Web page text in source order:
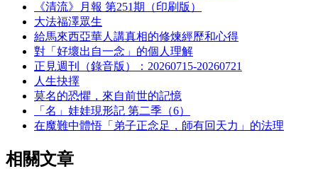
《清流》月報 第251期（印刷版）
大法福澤眾生
給馬來西亞華人講真相的修煉經歷和心得
對「好壞出自一念」的個人理解
正見週刊（錄音版）：20260715-20260721
人生抉擇
莫名的恐懼，來自前世的記憶
「名」娃娃現形記 第二季（6）
在魔難中體悟「弟子正念足，師有回天力」的法理
相關文章